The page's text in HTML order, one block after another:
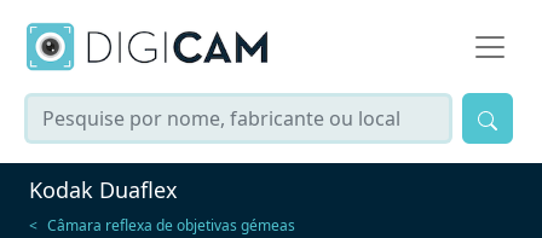
Kodak Duaflex
Câmara reflexa de objetivas gémeas